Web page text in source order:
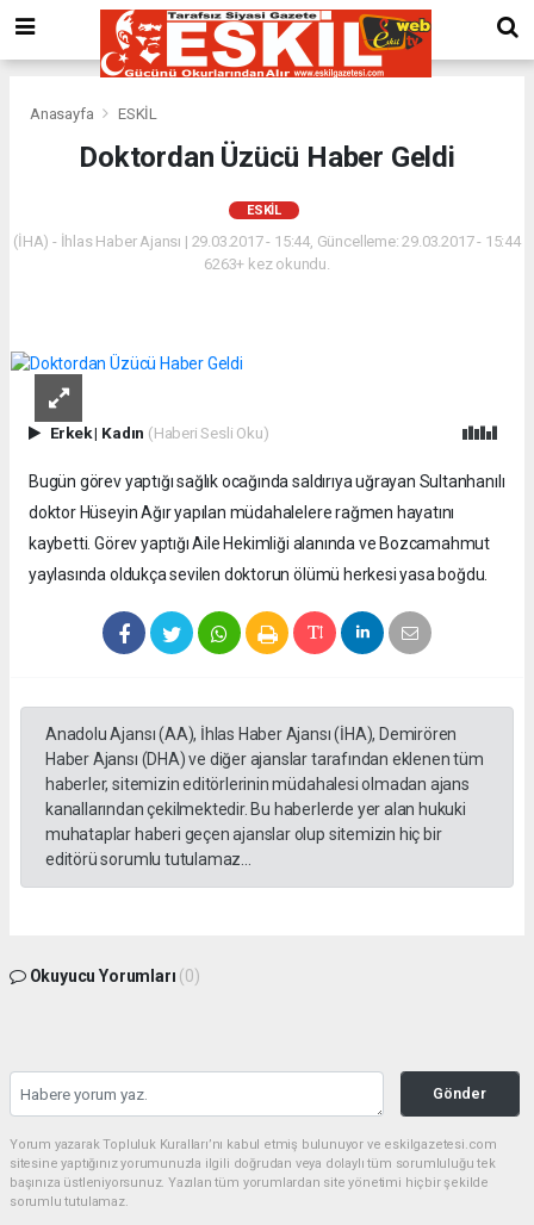
Anasayfa ESKİL
Doktordan Üzücü Haber Geldi
ESKİL
(İHA) - İhlas Haber Ajansı | 29.03.2017 - 15:44, Güncelleme: 29.03.2017 - 15:44
6263+ kez okundu.
Erkek| Kadın (Haberi Sesli Oku)
Bugün görev yaptığı sağlık ocağında saldırıya uğrayan Sultanhanılı
doktor Hüseyin Ağır yapılan müdahalelere rağmen hayatını
kaybetti. Görev yaptığı Aile Hekimliği alanında ve Bozcamahmut
yaylasında oldukça sevilen doktorun ölümü herkesi yasa boğdu.
Anadolu Ajansı (AA), İhlas Haber Ajansı (İHA), Demirören
Haber Ajansı (DHA) ve diğer ajanslar tarafından eklenen tüm
haberler, sitemizin editörlerinin müdahalesi olmadan ajans
kanallarından çekilmektedir. Bu haberlerde yer alan hukuki
muhataplar haberi geçen ajanslar olup sitemizin hiç bir
editörü sorumlu tutulamaz...
Okuyucu Yorumları (0)
Gönder
Yorum yazarak Topluluk Kuralları’nı kabul etmiş bulunuyor ve eskilgazetesi.com
sitesine yaptığınız yorumunuzla ilgili doğrudan veya dolaylı tüm sorumluluğu tek
başınıza üstleniyorsunuz. Yazılan tüm yorumlardan site yönetimi hiçbir şekilde
sorumlu tutulamaz.